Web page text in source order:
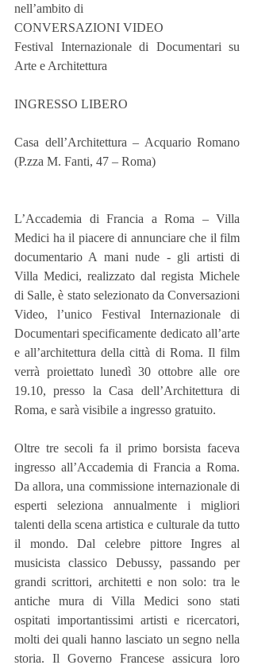
nell’ambito di
CONVERSAZIONI VIDEO
Festival Internazionale di Documentari su
Arte e Architettura
INGRESSO LIBERO
Casa dell’Architettura – Acquario Romano
(P.zza M. Fanti, 47 – Roma)
L’Accademia di Francia a Roma – Villa
Medici ha il piacere di annunciare che il film
documentario A mani nude - gli artisti di
Villa Medici, realizzato dal regista Michele
di Salle, è stato selezionato da Conversazioni
Video, l’unico Festival Internazionale di
Documentari specificamente dedicato all’arte
e all’architettura della città di Roma. Il film
verrà proiettato lunedì 30 ottobre alle ore
19.10, presso la Casa dell’Architettura di
Roma, e sarà visibile a ingresso gratuito.
Oltre tre secoli fa il primo borsista faceva
ingresso all’Accademia di Francia a Roma.
Da allora, una commissione internazionale di
esperti seleziona annualmente i migliori
talenti della scena artistica e culturale da tutto
il mondo. Dal celebre pittore Ingres al
musicista classico Debussy, passando per
grandi scrittori, architetti e non solo: tra le
antiche mura di Villa Medici sono stati
ospitati importantissimi artisti e ricercatori,
molti dei quali hanno lasciato un segno nella
storia. Il Governo Francese assicura loro